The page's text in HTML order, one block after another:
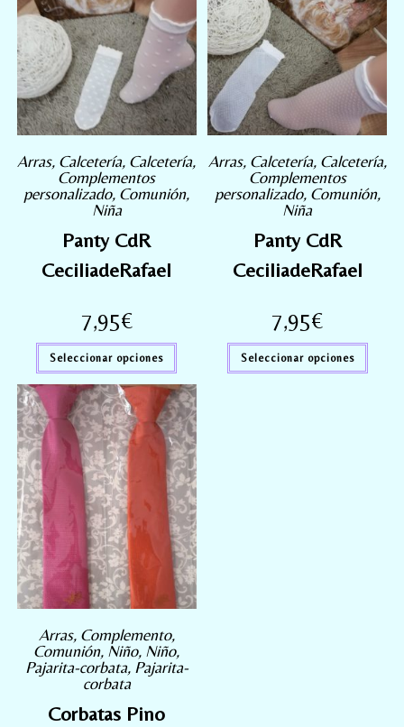
Arras, Calcetería, Calcetería,
Complementos
personalizado, Comunión,
Niña
Panty CdR
CeciliadeRafael
7,95€
Seleccionar opciones
Arras, Calcetería, Calcetería,
Complementos
personalizado, Comunión,
Niña
Panty CdR
CeciliadeRafael
7,95€
Seleccionar opciones
Arras, Complemento,
Comunión, Niño, Niño,
Pajarita-corbata, Pajarita-
corbata
Corbatas Pino